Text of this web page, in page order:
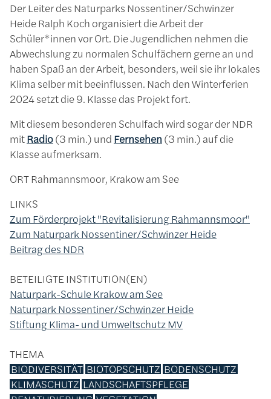
Der Leiter des Naturparks Nossentiner/Schwinzer
Heide Ralph Koch organisiert die Arbeit der
Schüler*innen vor Ort. Die Jugendlichen nehmen die
Abwechslung zu normalen Schulfächern gerne an und
haben Spaß an der Arbeit, besonders, weil sie ihr lokales
Klima selber mit beeinflussen. Nach den Winterferien
2024 setzt die 9. Klasse das Projekt fort.
Mit diesem besonderen Schulfach wird sogar der NDR
mitRadio(3 min.) und Fernsehen (3 min.) auf die
Klasse aufmerksam.
ORTRahmannsmoor, Krakow am See
LINKS
Zum Förderprojekt "Revitalisierung Rahmannsmoor"
Zum Naturpark Nossentiner/Schwinzer Heide
Beitrag des NDR
BETEILIGTE INSTITUTION(EN)
Naturpark-Schule Krakow am See
Naturpark Nossentiner/Schwinzer Heide
Stiftung Klima- und Umweltschutz MV
THEMA
BIODIVERSITÄT BIOTOPSCHUTZ BODENSCHUTZ
KLIMASCHUTZ LANDSCHAFTSPFLEGE